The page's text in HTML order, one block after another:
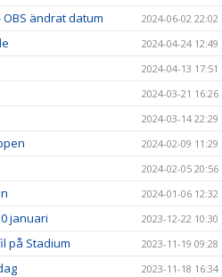
ändrat datum 2024-06-02 22:02
2024-04-24 12:49
2024-04-13 17:51
2024-03-21 16:26
2024-03-14 22:29
2024-02-09 11:29
2024-02-05 20:56
2024-01-06 12:32
januari 2023-12-22 10:30
på Stadium 2023-11-19 09:28
2023-11-18 16:34